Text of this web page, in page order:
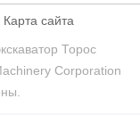
Карта сайта
Торос
Corporation